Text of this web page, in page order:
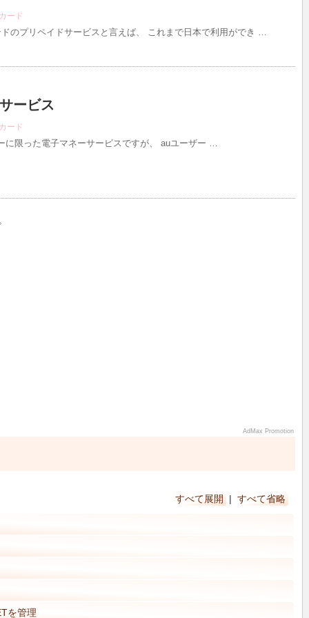
ード
のプリペイドサービスと言えば、 これまで日本で利用ができ …
ービス
ード
に限った電子マネーサービスですが、 auユーザー …
AdMax Promotion
すべて展開 | すべて省略
を管理